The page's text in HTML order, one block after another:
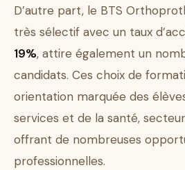
D’autre part, le BTS
très sélectif avec un taux
19%, attire également un
candidats. Ces choix de
orientation marquée des
services et de la santé,
offrant de nombreuses
professionnelles.